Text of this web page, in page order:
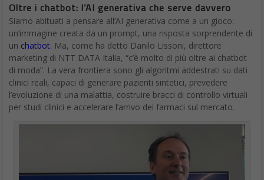
Oltre i chatbot: l’AI generativa che serve davvero
Siamo abituati a pensare all’AI generativa come a un gioco:
un’immagine creata da un prompt, una risposta sorprendente di
un chatbot. Ma, come ha detto Danilo Lissoni, direttore
marketing di NTT DATA Italia, “c’è molto di più oltre ai chatbot
di moda”. La vera frontiera sono gli algoritmi addestrati su dati
clinici reali, capaci di generare pazienti sintetici, prevedere
l’evoluzione di una malattia, costruire bracci di controllo virtuali
per studi clinici e accelerare l’arrivo dei farmaci sul mercato.